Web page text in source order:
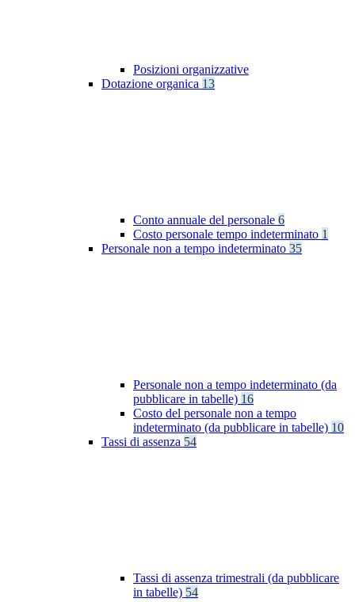
Posizioni organizzative
Dotazione organica 13
Conto annuale del personale 6
Costo personale tempo indeterminato 1
Personale non a tempo indeterminato 35
Personale non a tempo indeterminato (da
pubblicare in tabelle) 16
Costo del personale non a tempo
indeterminato (da pubblicare in tabelle) 10
Tassi di assenza 54
Tassi di assenza trimestrali (da pubblicare
in tabelle) 54